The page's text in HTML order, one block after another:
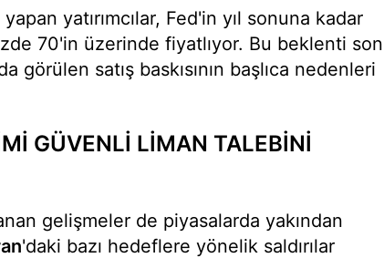
yatırımcılar, Fed'in yıl sonuna kadar
70'in üzerinde fiyatlıyor. Bu beklenti son
görülen satış baskısının başlıca nedenleri
GÜVENLİ LİMAN TALEBİNİ
gelişmeler de piyasalarda yakından
'daki bazı hedeflere yönelik saldırılar